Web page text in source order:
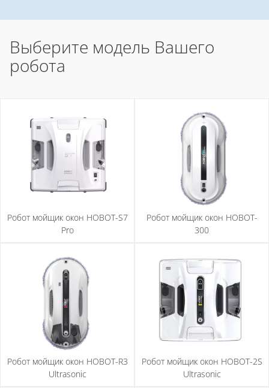
Выберите модель Вашего
робота
Робот мойщик окон HOBOT-S7
Pro
Робот мойщик окон HOBOT-
300
Робот мойщик окон HOBOT-R3
Ultrasonic
Робот мойщик окон HOBOT-2S
Ultrasonic